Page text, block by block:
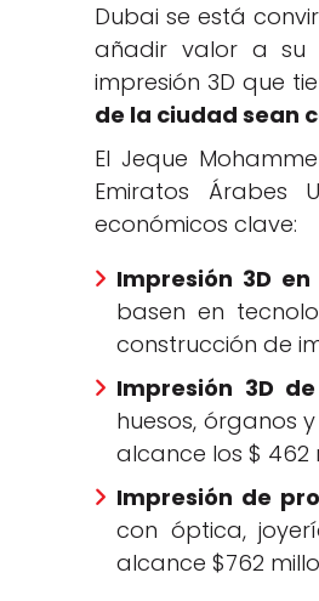
Dubai se está
añadir valor a su
impresión 3D que
de la ciudad sean
El Jeque
Emiratos Árabes
económicos clave:
Impresión 3D
basen en
construcción de
Impresión 3D
huesos, órganos
alcance los $ 462
Impresión de
con óptica,
alcance $762